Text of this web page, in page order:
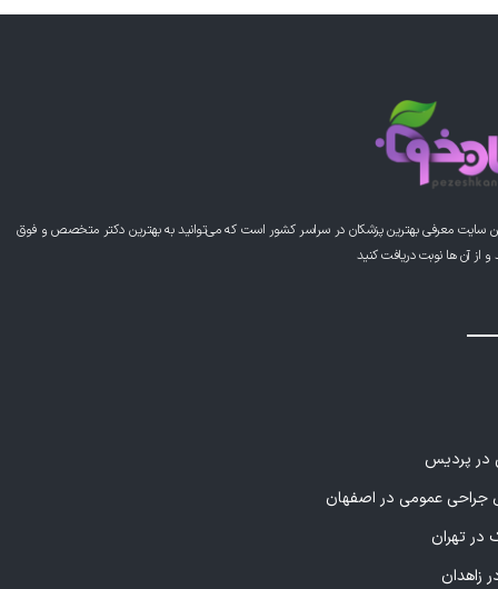
این پزشک را پیشنهاد می کنم
بی نظیره
بسیار مجهز و پیشرفته هست و هم جناب دکتر بنی اسد
و کاربلد هستن
سایت معرفی بهترین پزشکان در سراسر کشور است که می‌توانید به بهترین دکتر متخصص و فوق
آن ها نوبت دریافت کنید
در پردیس
عمومی در اصفهان
در تهران
زاهدان